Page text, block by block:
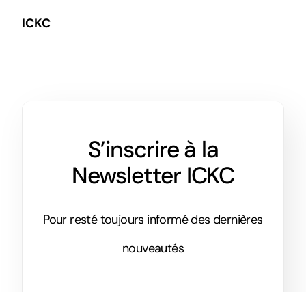
ICKC
S’inscrire à la
Newsletter ICKC
Pour resté toujours informé des dernières
nouveautés